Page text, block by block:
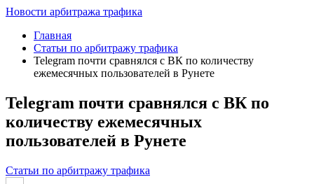
Новости арбитража трафика
Главная
Статьи по арбитражу трафика
Telegram почти сравнялся с ВК по количеству
ежемесячных пользователей в Рунете
Telegram почти сравнялся с ВК по
количеству ежемесячных
пользователей в Рунете
Статьи по арбитражу трафика